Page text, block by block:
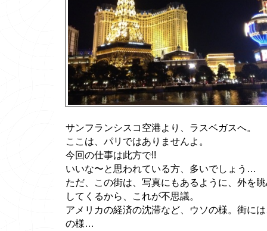
サンフランシスコ空港より、ラスベガスへ。
ここは、パリではありませんよ。
今回の仕事は此方で!!
いいな〜と思われている方、多いでしょう
ただ、この街は、写真にもあるように、外を
してくるから、これが不思議。
アメリカの経済の沈滞など、ウソの様。街に
の様…